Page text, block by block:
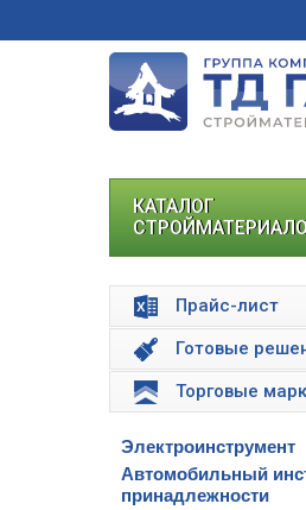
КАТАЛОГ
Прайс-лист
Готовые
Торговые
Электроинструмент
Автомобильный
принадлежности